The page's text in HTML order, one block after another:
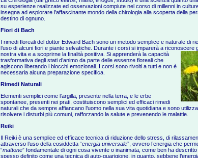
su esperienze realizzate ed osservazioni compiute nel corso di millenni in
insegna ad esplorare l’affascinante mondo della chirologia alla scoperta della
destino di ognuno.
Fiori di Bach
I rimedi floreali del dottor Edward Bach sono un metodo semplice e naturale di
l’uso di alcuni fiori e piante selvatiche. Durante i corsi si imparerà a riconoscere
nostra vita e a scoprirne la finalità positiva. Si apprenderà la capacità
trasformativa degli stati d’animo da parte delle essenze floreali che
agiscono liberando i blocchi emozionali. I corsi sono rivolti a tutti e non è
necessaria alcuna preparazione specifica.
Rimedi Naturali
Elementi semplici come l’argilla, presente nella terra, e le erbe
spontanee, presenti nei prati, costituiscono semplici ed efficaci rimedi
naturali che da sempre affiancano l’uomo nella sua vita quotidiana e sono
risolvere i disturbi più comuni, rafforzando la salute e prevenendo le malattie.
Reiki
Il Reiki è una semplice ed efficace tecnica di riduzione dello stress, di
attraverso l’uso della cosiddetta “energia universale”, ovvero l’energia che
“mattone” fondamentale di ogni cosa vivente o inanimata, come ben ha
spesso definito come una tecnica di auto-guarigione, in quanto, sebbene